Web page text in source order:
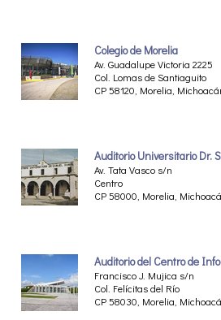
Colegio de Morelia
Av. Guadalupe Victoria 2225
Col. Lomas de Santiaguito
CP 58120, Morelia,
Auditorio Universitario Dr.
Av. Tata Vasco s/n
Centro
CP 58000, Morelia,
Auditorio del Centro de
Francisco J. Mujica s/n
Col. Felícitas del Río
CP 58030, Morelia,